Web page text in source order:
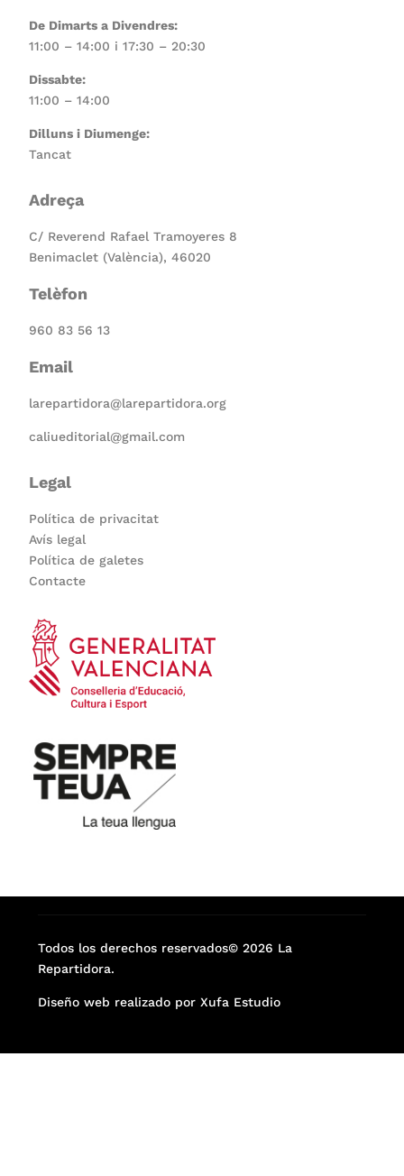
De Dimarts a Divendres:
11:00 – 14:00 i 17:30 – 20:30
Dissabte:
11:00 – 14:00
Dilluns i Diumenge:
Tancat
Adreça
C/ Reverend Rafael Tramoyeres 8
Benimaclet (València), 46020
Telèfon
960 83 56 13
Email
larepartidora@larepartidora.org
caliueditorial@gmail.com
Legal
Política de privacitat
Avís legal
Política de galetes
Contacte
Todos los derechos reservados© 2026 La
Repartidora.
Diseño web realizado por Xufa Estudio